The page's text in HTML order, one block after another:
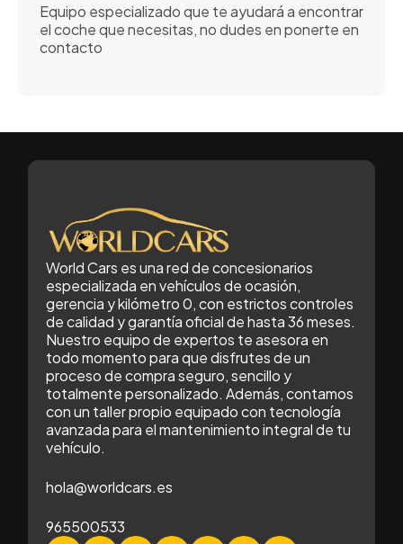
Equipo especializado que te ayudará a encontrar
el coche que necesitas, no dudes en ponerte en
contacto
World Cars es una red de concesionarios
especializada en vehículos de ocasión,
gerencia y kilómetro 0, con estrictos controles
de calidad y garantía oficial de hasta 36 meses.
Nuestro equipo de expertos te asesora en
todo momento para que disfrutes de un
proceso de compra seguro, sencillo y
totalmente personalizado. Además, contamos
con un taller propio equipado con tecnología
avanzada para el mantenimiento integral de tu
vehículo.
hola@worldcars.es
965500533